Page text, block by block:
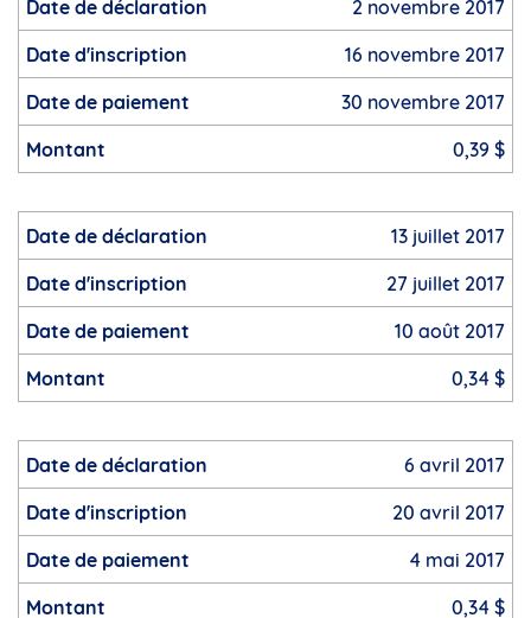
2 novembre 2017
16 novembre 2017
30 novembre 2017
0,39 $
13 juillet 2017
27 juillet 2017
10 août 2017
0,34 $
6 avril 2017
20 avril 2017
4 mai 2017
0,34 $